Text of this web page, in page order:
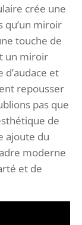
crée une
qu’un miroir
touche de
un miroir
et
repousser
pas que
de
ajoute du
moderne
et de